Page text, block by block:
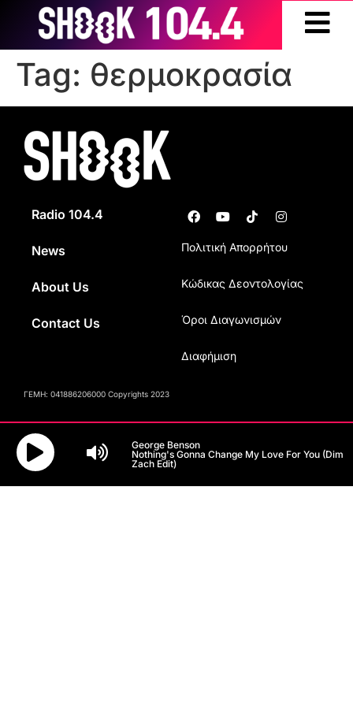
Tag: θερμοκρασία
Radio 104.4
News
About Us
Contact Us
Πολιτική Απορρήτου
Κώδικας Δεοντολογίας
Όροι Διαγωνισμών
Διαφήμιση
ΓΕΜΗ: 041886206000 Copyrights 2023
George Benson
Nothing's Gonna Change My Love For You (Dim
Zach Edit)